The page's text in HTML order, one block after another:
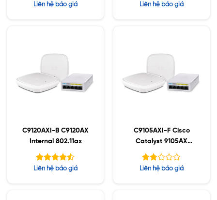
Được xếp
Liên hệ báo giá
Được xếp
Liên hệ báo giá
C9120AXI-B C9120AX
Internal 802.11ax
Được xếp
Liên hệ báo giá
C9105AXI-F Cisco
Catalyst 9105AX
Series
Được
Liên hệ báo giá